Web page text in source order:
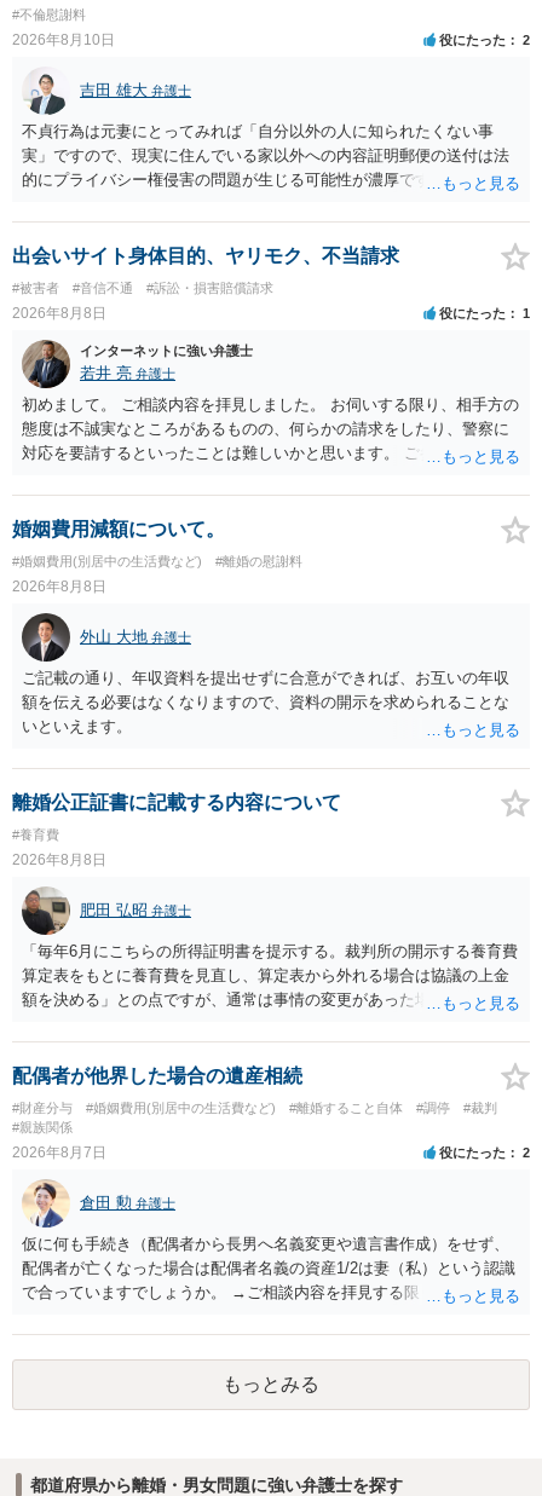
#不倫慰謝料
2026年8月10日 役にたった 2
吉田 雄大 弁護士
不貞行為は元妻にとってみれば「自分以外の人に知られたくない事
実」ですので、現実に住んでいる家以外への内容証明郵便の送付は法
的にプライバシー権侵害の問題が生じる可能性が濃厚です。ですの
出会いサイト身体目的、ヤリモク、不当請求
#被害者 #音信不通 #訴訟・損害賠償請求
2026年8月8日 役にたった 1
インターネットに強い弁護士
若井 亮 弁護士
初めまして。 ご相談内容を拝見しました。 お伺いする限り、相手方の
態度は不誠実なところがあるものの、何らかの請求をしたり、警察に
対応を要請するといったことは難しいかと思います。 ご参考になれば
婚姻費用減額について。
#婚姻費用(別居中の生活費など) #離婚の慰謝料
2026年8月8日
外山 大地 弁護士
ご記載の通り、年収資料を提出せずに合意ができれば、お互いの年収
額を伝える必要はなくなりますので、資料の開示を求められることな
いといえます。
離婚公正証書に記載する内容について
#養育費
2026年8月8日
肥田 弘昭 弁護士
「毎年6月にこちらの所得証明書を提示する。裁判所の開示する養育費
算定表をもとに養育費を見直し、算定表から外れる場合は協議の上金
額を決める」との点ですが、通常は事情の変更があった場合に変更し
来なかった事情の変更により双方協議の上増減出来る」と「通知義務
に勤務先」が含まれているので、私に収入が入った事は相手に通知が
行く事になり、上記のような文言が無くても養育費の見直しは適宜出
来るかと思うのですが違うのでしょうか？との点はそのとおりかと思
います。養育費は事情の変更があった場合に変更するので毎年見直す
配偶者が他界した場合の遺産相続
#財産分与 #婚姻費用(別居中の生活費など) #離婚すること自体 #調停
#裁判
#親族関係
2026年8月7日 役にたった 2
倉田 勲 弁護士
仮に何も手続き（配偶者から長男へ名義変更や遺言書作成）をせず、
配偶者が亡くなった場合は配偶者名義の資産1/2は妻（私）という認識
で合っていますでしょうか。 →ご相談内容を拝見する限りでは、その
完全に所有する場合は、他の相続人に対して自宅の評価額の１/２の代
償金の支払いが必要になります。
もっとみる
都道府県から離婚・男女問題に強い弁護士を探す